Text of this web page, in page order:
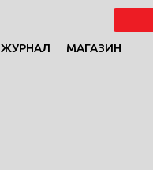
ЖУРНАЛ МАГАЗИН